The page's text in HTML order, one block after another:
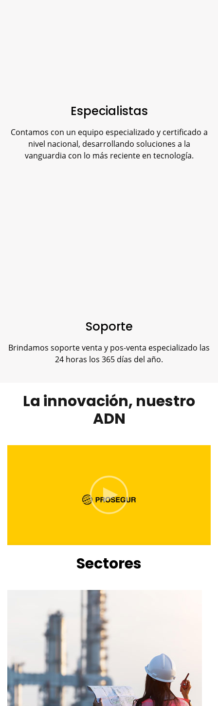
Especialistas
Contamos con un equipo especializado y certificado a
nivel nacional, desarrollando soluciones a la
vanguardia con lo más reciente en tecnología.
Soporte
Brindamos soporte venta y pos-venta especializado las
24 horas los 365 días del año.
La innovación, nuestro
ADN
Sectores